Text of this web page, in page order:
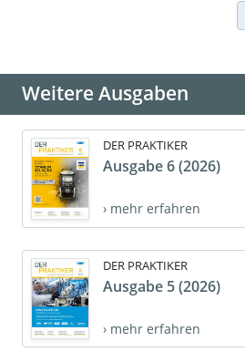
Weitere Ausgaben
DER PRAKTIKER
Ausgabe 6 (2026)
› mehr erfahren
DER PRAKTIKER
Ausgabe 5 (2026)
› mehr erfahren